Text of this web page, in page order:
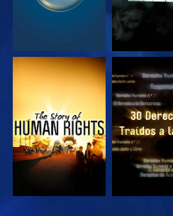
VE VE